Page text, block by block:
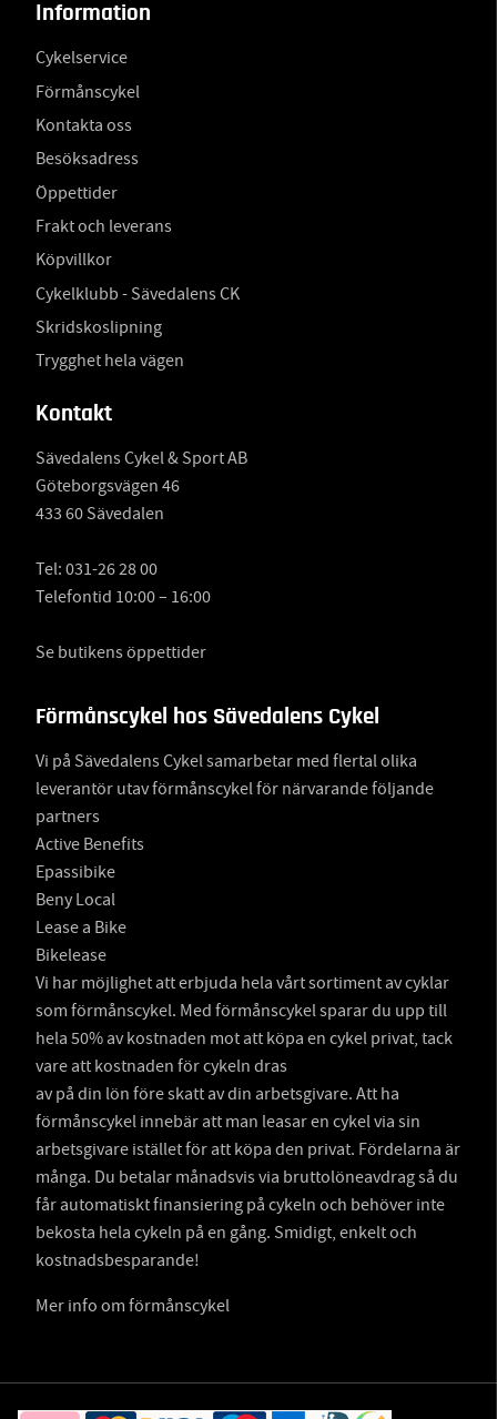
Information
Cykelservice
Förmånscykel
Kontakta oss
Besöksadress
Öppettider
Frakt och leverans
Köpvillkor
Cykelklubb - Sävedalens CK
Skridskoslipning
Trygghet hela vägen
Kontakt
Sävedalens Cykel & Sport AB
Göteborgsvägen 46
433 60 Sävedalen
Tel: 031-26 28 00
Telefontid 10:00 – 16:00
Se butikens öppettider
Förmånscykel hos Sävedalens Cykel
Vi på Sävedalens Cykel samarbetar med flertal olika
leverantör utav förmånscykel för närvarande följande
partners
Active Benefits
Epassibike
Beny Local
Lease a Bike
Bikelease
Vi har möjlighet att erbjuda hela vårt sortiment av cyklar
som förmånscykel. Med förmånscykel sparar du upp till
hela 50% av kostnaden mot att köpa en cykel privat, tack
vare att kostnaden för cykeln dras
av på din lön före skatt av din arbetsgivare. Att ha
förmånscykel innebär att man leasar en cykel via sin
arbetsgivare istället för att köpa den privat. Fördelarna är
många. Du betalar månadsvis via bruttolöneavdrag så du
får automatiskt finansiering på cykeln och behöver inte
bekosta hela cykeln på en gång. Smidigt, enkelt och
kostnadsbesparande!
Mer info om förmånscykel